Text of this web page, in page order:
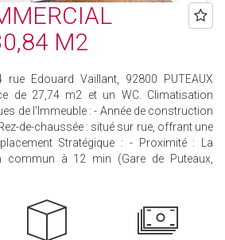
M2
rue Edouard Vaillant, 92800 PUTEAUX
de 27,74 m2 et un WC. Climatisation
de l'Immeuble : - Année de construction
de-chaussée : situé sur rue, offrant une
Stratégique : - Proximité : La
commun à 12 min (Gare de Puteaux,